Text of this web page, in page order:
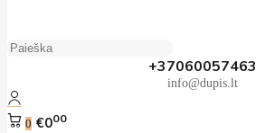
+37060057463
info@dupis.lt
0 €000